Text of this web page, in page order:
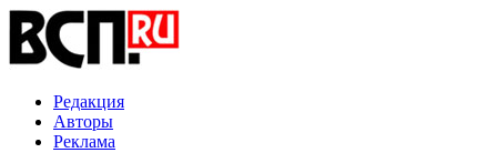
Редакция
Авторы
Реклама